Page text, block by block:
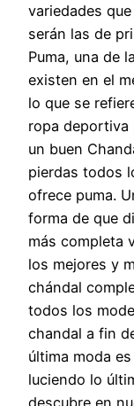
variedades
serán las de
Puma, una de
existen en el
lo que se
ropa deportiva
un buen
pierdas todos
ofrece puma.
forma de que
más completa
los mejores y
chándal
todos los
chandal a fin
última moda
luciendo lo
descubre en